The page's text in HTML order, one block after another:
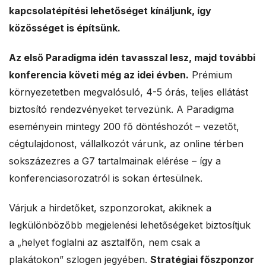
kapcsolatépítési lehetőséget kínáljunk, így
közösséget is építsünk.
Az első Paradigma idén tavasszal lesz, majd további
konferencia követi még az idei évben. Prémium
környezetetben megvalósuló, 4-5 órás, teljes ellátást
biztosító rendezvényeket tervezünk. A Paradigma
eseményein mintegy 200 fő döntéshozót – vezetőt,
cégtulajdonost, vállalkozót várunk, az online térben
sokszázezres a G7 tartalmainak elérése – így a
konferenciasorozatról is sokan értesülnek.
Várjuk a hirdetőket, szponzorokat, akiknek a
legkülönbözőbb megjelenési lehetőségeket biztosítjuk
a „helyet foglalni az asztalfőn, nem csak a
plakátokon” szlogen jegyében. Stratégiai főszponzor